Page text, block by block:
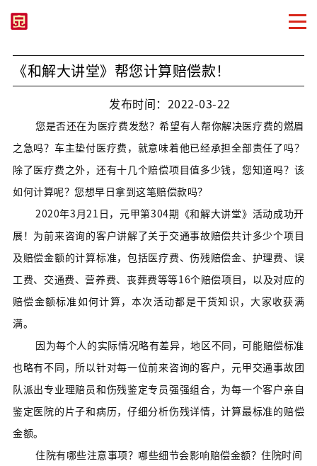
《和解大讲堂》帮您计算赔偿款！
发布时间：2022-03-22
您是否还在为医疗费发愁？希望有人帮你解决医疗费的燃眉
之急吗？车主垫付医疗费，就意味着他已经承担全部责任了吗？
除了医疗费之外，还有十几个赔偿项目值多少钱，您知道吗？该
如何计算呢？您想早日拿到这笔赔偿款吗？
2020年3月21日，元甲第304期《和解大讲堂》活动成功开
展！为前来咨询的客户讲解了关于交通事故赔偿共计多少个项目
及赔偿金额的计算标准，包括医疗费、伤残赔偿金、护理费、误
工费、交通费、营养费、丧葬费等等16个赔偿项目，以及对应的
赔偿金额标准如何计算，本次活动都是干货知识，大家收获满
满。
因为每个人的实际情况略有差异，地区不同，可能赔偿标准
也略有不同，所以针对每一位前来咨询的客户，元甲交通事故团
队派出专业理赔员和伤残鉴定专员强强组合，为每一个客户亲自
鉴定医院的片子和病历，仔细分析伤残详情，计算最标准的赔偿
金额。
住院有哪些注意事项？哪些细节会影响赔偿金额？住院时间